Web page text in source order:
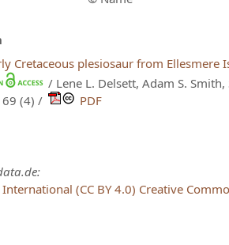
Cretaceous plesiosaur from Ellesmere
/ Lene L. Delsett, Adam S.
69 (4) /
PDF
Creative